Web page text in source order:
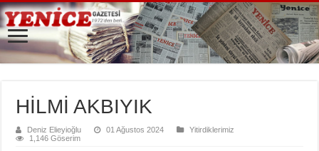
HİLMİ AKBIYIK
Deniz Elieyioğlu 01 Ağustos 2024
Yitirdiklerimiz
1,146 Göserim